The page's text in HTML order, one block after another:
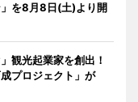
を8月8日(土)より開
観光起業家を創出！
プロジェクト」が